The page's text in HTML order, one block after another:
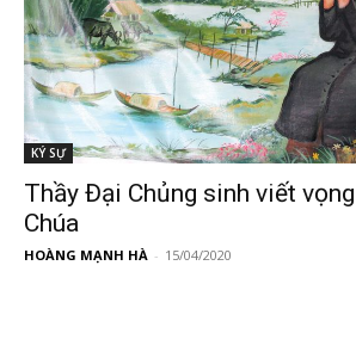
KÝ SỰ
Thầy Đại Chủng sinh viết
Chúa
HOÀNG MẠNH HÀ - 15/04/2020